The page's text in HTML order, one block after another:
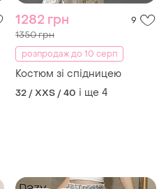
1282 грн 9
1350 грн
розпродаж до 10 серп
Костюм зі спідницею
32 / XXS / 40 і ще 4